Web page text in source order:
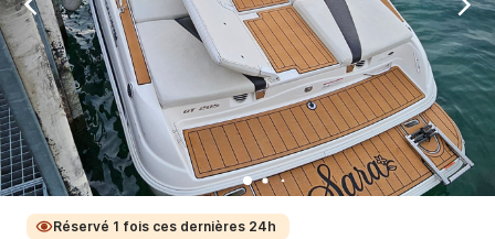
Réservé 1 fois ces dernières 24h